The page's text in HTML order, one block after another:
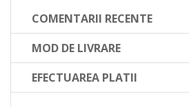
COMENTARII RECENTE
MOD DE LIVRARE
EFECTUAREA PLATII